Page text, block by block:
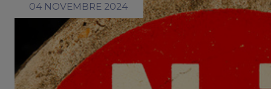
04 NOVEMBRE 2024